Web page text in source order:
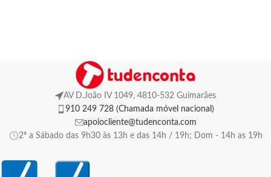
AV D.João IV 1049, 4810-532 Guimarães
910 249 728 (Chamada móvel nacional)
apoiocliente@tudenconta.com
2ª a Sábado das 9h30 às 13h e das 14h / 19h; Dom - 14h as 19h